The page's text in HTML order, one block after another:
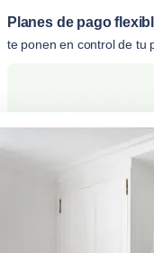
Planes de pago
te ponen en control de tu